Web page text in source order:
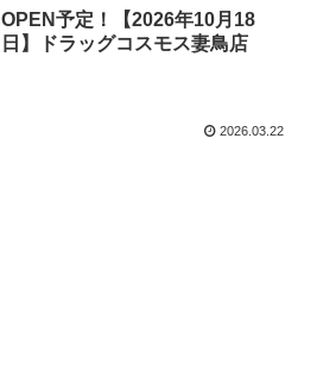
OPEN予定！【2026年10月18
日】ドラッグコスモス妻鳥店
2026.03.22